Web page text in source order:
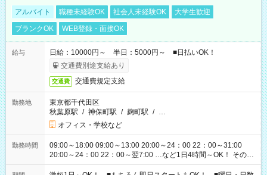
アルバイト 職種未経験OK 社会人未経験OK
大学生歓迎
ブランクOK
WEB登録・面接OK
給与
日給：10000円～ 半日：5000円～ ■日払いOK！
交通費別途支給あり
交通費 交通費規定支給
勤務地
東京都千代田区
秋葉原駅 / 神保町駅 / 麹町駅 / …
オフィス・学校など
勤務時間
09:00～18:00 09:00～13:00 20:00～24：00 22：00～31:00
20:00～24：00 22：00～翌7:00 …など1日4時間～OK！ その他
シフトもございます！ お気軽にご相談ください！